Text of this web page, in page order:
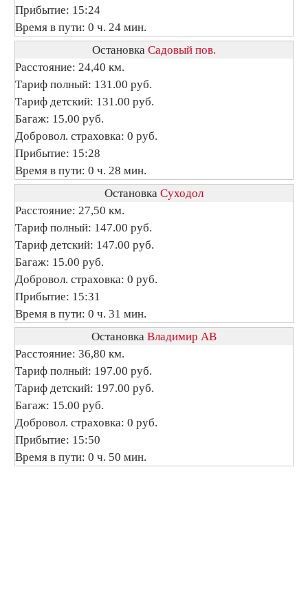
Прибытие: 15:24
Время в пути: 0 ч. 24 мин.
Остановка Садовый пов.
Расстояние: 24,40 км.
Тариф полный: 131.00 руб.
Тариф детский: 131.00 руб.
Багаж: 15.00 руб.
Добровол. страховка: 0 руб.
Прибытие: 15:28
Время в пути: 0 ч. 28 мин.
Остановка Суходол
Расстояние: 27,50 км.
Тариф полный: 147.00 руб.
Тариф детский: 147.00 руб.
Багаж: 15.00 руб.
Добровол. страховка: 0 руб.
Прибытие: 15:31
Время в пути: 0 ч. 31 мин.
Остановка Владимир АВ
Расстояние: 36,80 км.
Тариф полный: 197.00 руб.
Тариф детский: 197.00 руб.
Багаж: 15.00 руб.
Добровол. страховка: 0 руб.
Прибытие: 15:50
Время в пути: 0 ч. 50 мин.